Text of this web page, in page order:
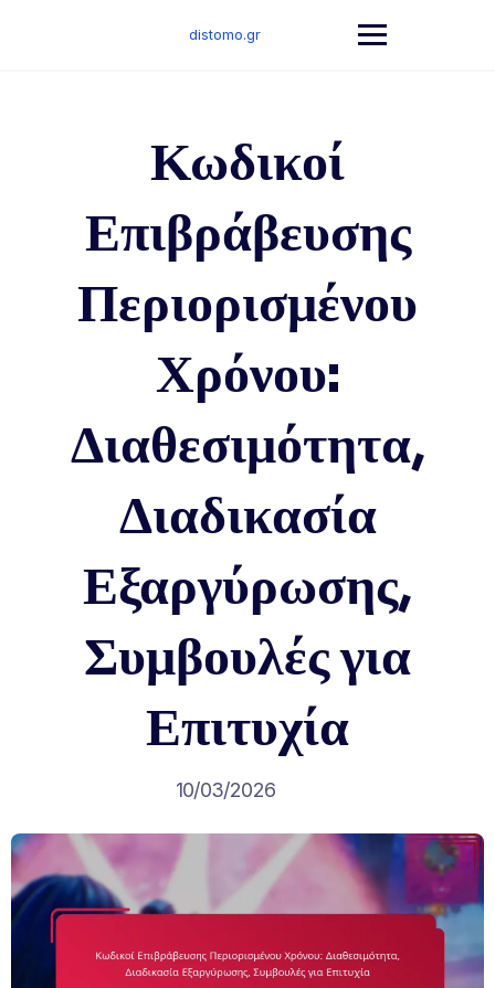
distomo.gr
Κωδικοί
Επιβράβευσης
Περιορισμένου
Χρόνου:
Διαθεσιμότητα,
Διαδικασία
Εξαργύρωσης,
Συμβουλές για
Επιτυχία
10/03/2026